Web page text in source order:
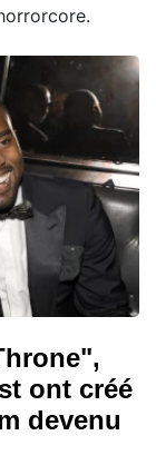
ont créé
devenu